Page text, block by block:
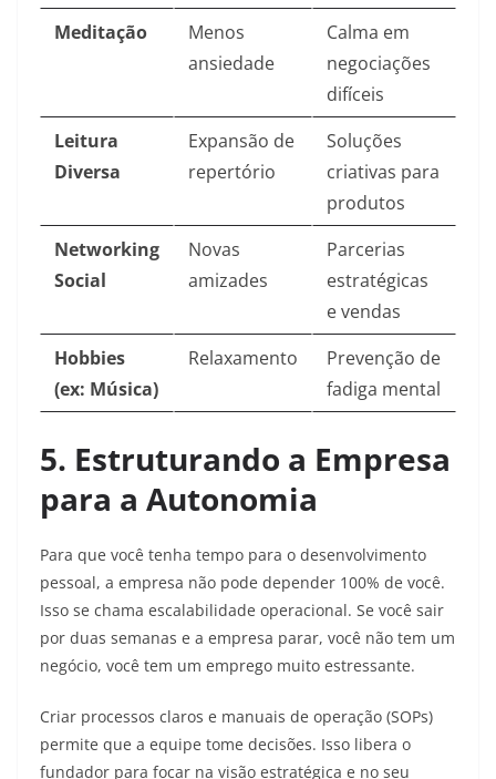
Meditação
Menos
ansiedade
Calma em
negociações
difíceis
Leitura
Diversa
Expansão de
repertório
Soluções
criativas para
produtos
Networking
Social
Novas
amizades
Parcerias
estratégicas
e vendas
Hobbies
(ex: Música)
Relaxamento
Prevenção de
fadiga mental
5. Estruturando a Empresa
para a Autonomia
Para que você tenha tempo para o desenvolvimento
pessoal, a empresa não pode depender 100% de você.
Isso se chama escalabilidade operacional. Se você sair
por duas semanas e a empresa parar, você não tem um
negócio, você tem um emprego muito estressante.
Criar processos claros e manuais de operação (SOPs)
permite que a equipe tome decisões. Isso libera o
fundador para focar na visão estratégica e no seu